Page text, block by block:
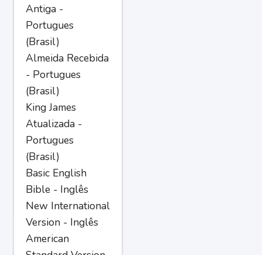
Antiga -
Portugues
(Brasil)
Almeida Recebida
- Portugues
(Brasil)
King James
Atualizada -
Portugues
(Brasil)
Basic English
Bible - Inglês
New International
Version - Inglês
American